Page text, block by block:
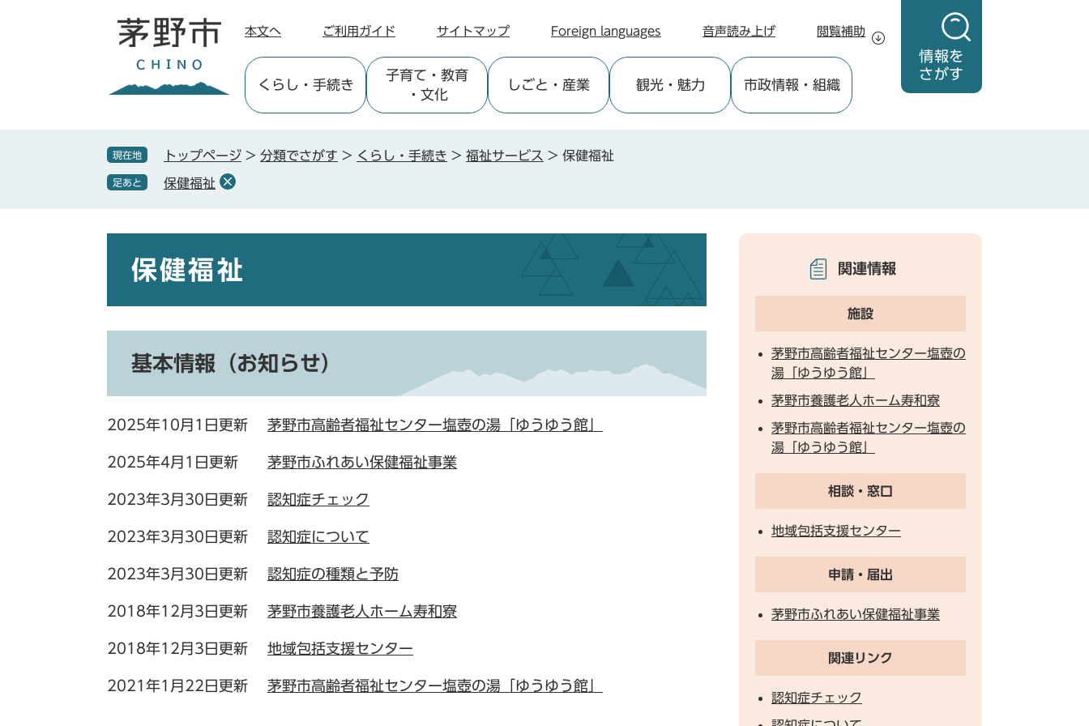
情報を
さがす
本文へ ご利用ガイド サイトマップ Foreign languages 音声読み上げ 閲覧補助
くらし ・手続き
子育て ・教育
・文化
しごと ・産業 観光・魅力 市政情報 ・組織
現在地 トップページ > 分類でさがす > くらし・手続き > 福祉サービス > 保健福祉
足あと 保健福祉
保健福祉
基本情報（お知らせ）
2025年10月1日更新 茅野市高齢者福祉センター塩壺の湯「ゆうゆう館」
2025年4月1日更新 茅野市ふれあい保健福祉事業
2023年3月30日更新 認知症チェック
2023年3月30日更新 認知症について
2023年3月30日更新 認知症の種類と予防
2018年12月3日更新 茅野市養護老人ホーム寿和寮
2018年12月3日更新 地域包括支援センター
2021年1月22日更新 茅野市高齢者福祉センター塩壺の湯「ゆうゆう館」
関連情報
施設
茅野市高齢者福祉センター塩壺の
湯「ゆうゆう館」
茅野市養護老人ホーム寿和寮
茅野市高齢者福祉センター塩壺の
湯「ゆうゆう館」
相談・窓口
地域包括支援センター
申請・届出
茅野市ふれあい保健福祉事業
関連リンク
認知症チェック